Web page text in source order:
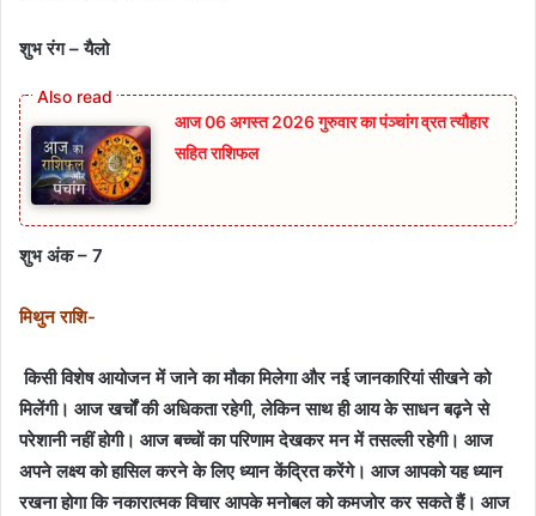
शुभ रंग – यैलो
आज 06 अगस्त 2026 गुरुवार का पंञ्चांग व्रत त्यौहार
सहित राशिफल
शुभ अंक – 7
मिथुन राशि-
किसी विशेष आयोजन में जाने का मौका मिलेगा और नई जानकारियां सीखने को
मिलेंगी। आज खर्चों की अधिकता रहेगी, लेकिन साथ ही आय के साधन बढ़ने से
परेशानी नहीं होगी। आज बच्चों का परिणाम देखकर मन में तसल्ली रहेगी। आज
अपने लक्ष्य को हासिल करने के लिए ध्यान केंद्रित करेंगे। आज आपको यह ध्यान
रखना होगा कि नकारात्मक विचार आपके मनोबल को कमजोर कर सकते हैं। आज